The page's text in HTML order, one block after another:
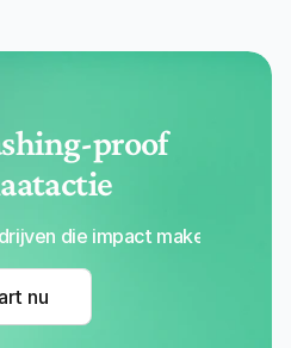
proof
die impact maken met
nu